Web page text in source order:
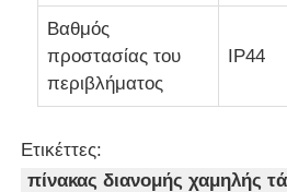
Βαθμός
προστασίας του
περιβλήματος
IP44
Ετικέττες:
πίνακας διανομής χαμηλής